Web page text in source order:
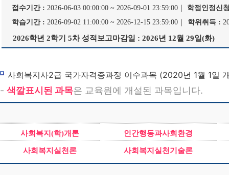
수강신청
접수기간 : 2026-06-03 00:00:00 ~ 2026-09-01 23:59:00｜ 학점인정신
학습기간 : 2026-09-02 11:00:00 ~ 2026-12-15 23:59:00｜ 학위취득 :
2026학년 2학기 5차 성적보고마감일 : 2026년 12월 29일(화)
사회복지사2급 국가자격증과정 이수과목 (2020년 1월 1일
- 색깔표시된 과목은 교육원에 개설된 과목입니다.
사회복지(학)개론 인간행동과사회환경
사회복지실천론 사회복지실천기술론